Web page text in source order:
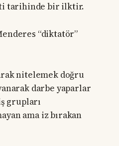
tarihinde bir ilktir.
“diktatör”
nitelemek doğru
darbe yaparlar
grupları
ama iz bırakan